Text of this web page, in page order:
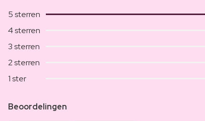
5 sterren
4 sterren
3 sterren
2 sterren
1 ster
Beoordelingen